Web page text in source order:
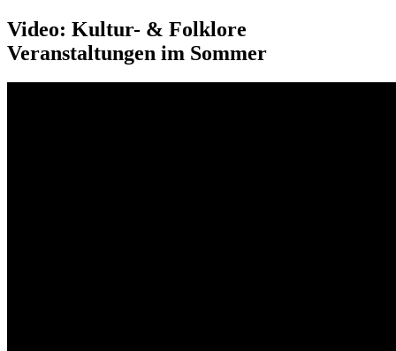
Video: Kultur- & Folklore
Veranstaltungen im Sommer